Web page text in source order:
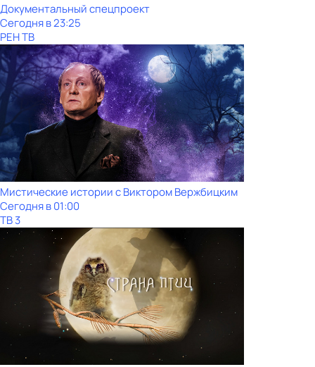
Документальный спецпроект
Сегодня в 23:25
РЕН ТВ
Мистические истории с Виктором Вержбицким
Сегодня в 01:00
ТВ 3